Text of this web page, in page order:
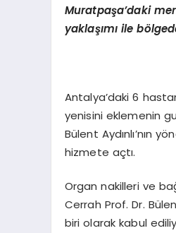
Muratpaşa’daki
yaklaşımı ile bö
Antalya’daki 6
yenisini eklemenin
Bülent Aydınlı’nın
hizmete açtı.
Organ nakilleri ve
Cerrah Prof. Dr.
biri olarak kabul